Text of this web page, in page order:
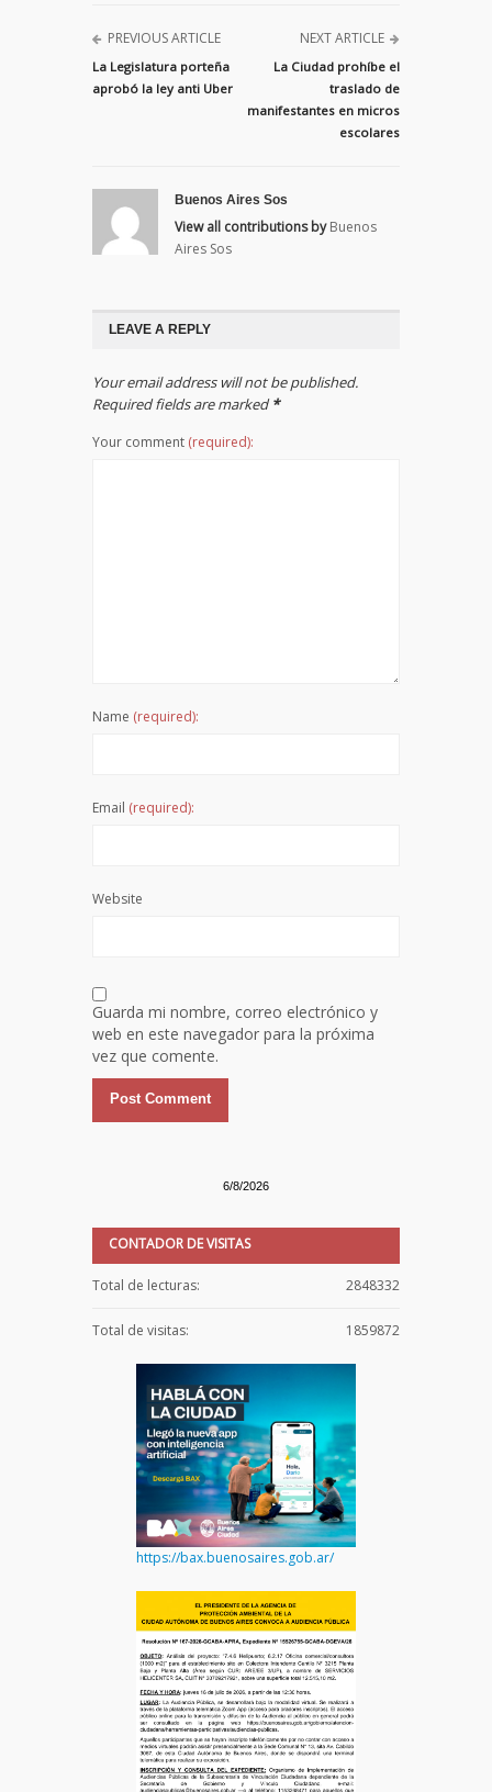
PREVIOUS ARTICLE
La Legislatura porteña
aprobó la ley anti Uber
NEXT ARTICLE
La Ciudad prohíbe el
traslado de
manifestantes en micros
escolares
Buenos Aires Sos
View all contributions by Buenos
Aires Sos
LEAVE A REPLY
Your email address will not be published.
Required fields are marked*
Your comment (required):
Name (required):
Email (required):
Website
Guarda mi nombre, correo electrónico y
web en este navegador para la próxima
vez que comente.
6/8/2026
CONTADOR DE VISITAS
2848332
Total de lecturas:
1859872
Total de visitas:
https://bax.buenosaires.gob.ar/